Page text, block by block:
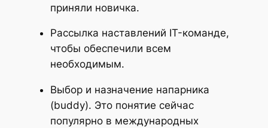
приняли новичка.
Рассылка наставлений IT-команде,
чтобы обеспечили всем
необходимым.
Выбор и назначение напарника
(buddy). Это понятие сейчас
популярно в международных